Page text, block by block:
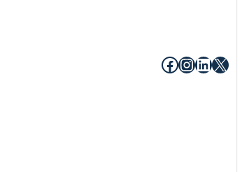
Facebook
X